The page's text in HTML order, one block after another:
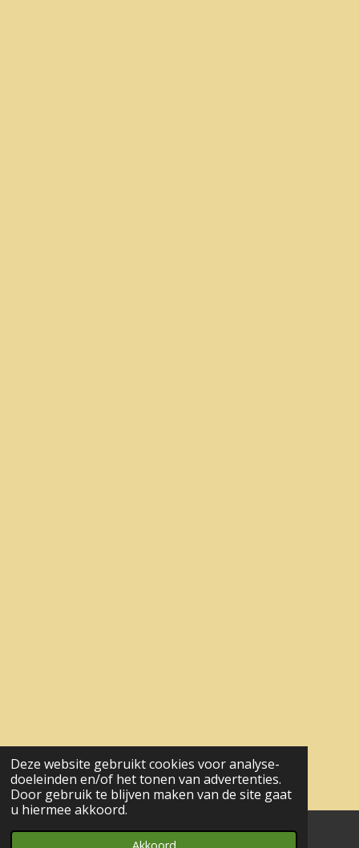
Deze website gebruikt cookies voor analyse-
doeleinden en/of het tonen van advertenties.
Door gebruik te blijven maken van de site gaat
u hiermee akkoord.